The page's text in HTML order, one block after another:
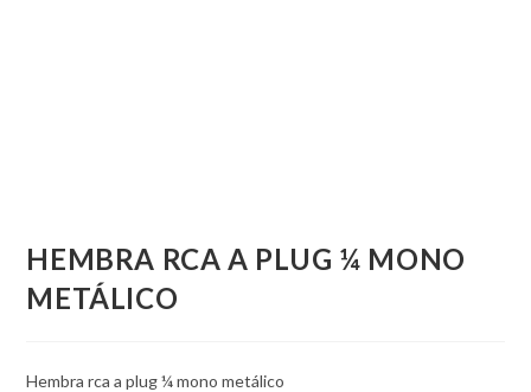
HEMBRA RCA A PLUG ¼ MONO
METÁLICO
Hembra rca a plug ¼ mono metálico